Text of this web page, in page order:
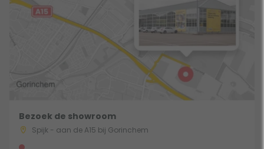
Bezoek de showroom
Spijk - aan de A15 bij Gorinchem